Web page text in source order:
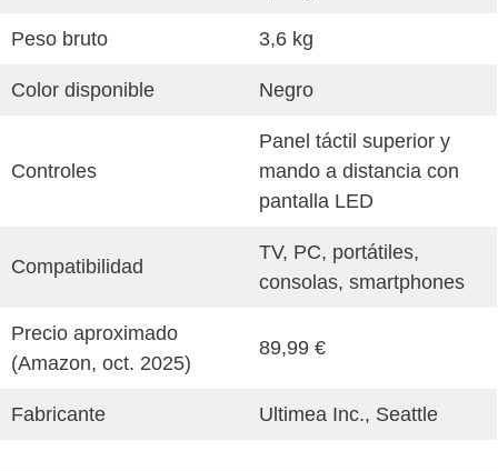
Peso bruto 3,6 kg
Color disponible Negro
Controles
Panel táctil superior y
mando a distancia con
pantalla LED
Compatibilidad
TV, PC, portátiles,
consolas, smartphones
Precio aproximado
(Amazon, oct. 2025)
89,99 €
Fabricante Ultimea Inc., Seattle